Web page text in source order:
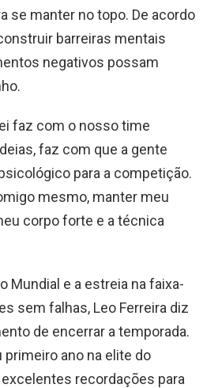
se manter no topo. De acordo
barreiras mentais
negativos possam
faz com o nosso time
faz com que a gente
para a competição.
mesmo, manter meu
corpo forte e a técnica
Mundial e a estreia na faixa-
sem falhas, Leo Ferreira diz
de encerrar a temporada.
primeiro ano na elite do
recordações para